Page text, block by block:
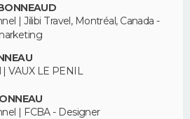
| Jilibi Travel, Montréal, Canada -
VAUX LE PENIL
| FCBA - Designer